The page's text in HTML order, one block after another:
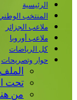
الرئيسية
المنتخب
ملاعب الجزائر
ملاعب أوروبا
كل الرياضات
حوار وتصريحات
الملف
تحت
من